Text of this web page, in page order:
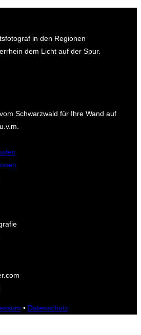
in den Regionen
dem Licht auf der Spur.
Schwarzwald für Ihre Wand auf
• Datenschutz